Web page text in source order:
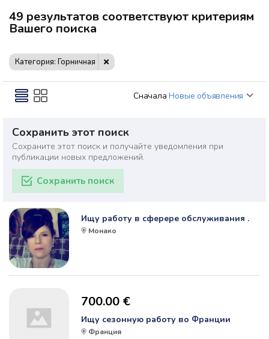
49 результатов соответствуют критериям
Вашего поиска
Категория: Горничная
Сначала Новые объявления
Сохранить этот поиск
Сохраните этот поиск и получайте уведомления при
публикации новых предложений.
Сохранить поиск
Ищу работу в сферере обслуживания .
Монако
700.00 €
Ищу сезонную работу во Франции
Франция